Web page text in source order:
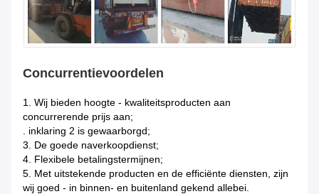
Concurrentievoordelen
1. Wij bieden hoogte - kwaliteitsproducten aan
concurrerende prijs aan;
. inklaring 2 is gewaarborgd;
3. De goede naverkoopdienst;
4. Flexibele betalingstermijnen;
5. Met uitstekende producten en de efficiënte diensten, zijn
wij goed - in binnen- en buitenland gekend allebei.